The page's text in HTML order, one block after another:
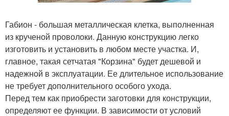
Габион - большая металлическая клетка, выполненная
из крученой проволоки. Данную конструкцию легко
изготовить и установить в любом месте участка. И,
главное, такая сетчатая "Корзина" будет дешевой и
надежной в эксплуатации. Ее длительное использование
не требует дополнительного особого ухода.
Перед тем как приобрести заготовки для конструкции,
определяют ее функции. В зависимости от условий